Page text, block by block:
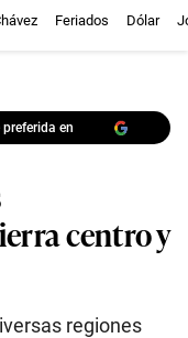
Feriados Dólar
en
centro y
regiones